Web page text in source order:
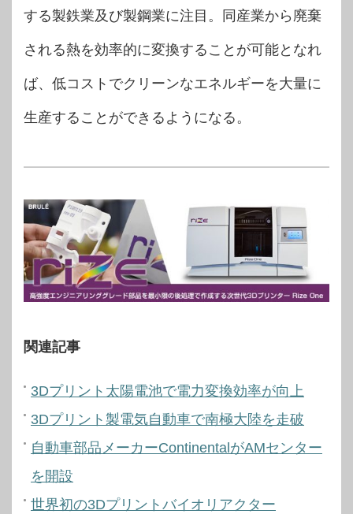
する製鉄業及び製鋼業に注目。同産業から廃棄
される熱を効率的に変換することが可能となれ
ば、低コストでクリーンなエネルギーを大量に
生産することができるようになる。
関連記事​
3Dプリント太陽電池で電力変換効率が向上
3Dプリント製電気自動車で南極大陸を走破
自動車部品メーカーContinentalがAMセンター
を開設
世界初の3Dプリントバイオリアクター